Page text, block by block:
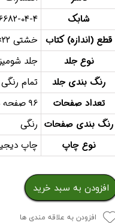
شابک
04-4
قطع (اندازه) کتاب
خشتی 22×21/5
نوع جلد
جلد
رنگ بندی جلد
تمام رنگی
تعداد صفحات
96 صفحه داخلی
رنگ بندی صفحات رنگی
نوع چاپ
چاپ
افزودن به سبد خرید
افزودن به علاقه مندی ها